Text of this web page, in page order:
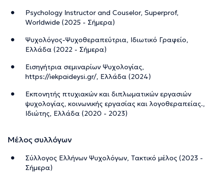
Psychology Instructor and Couselor, Superprof,
Worldwide (2025 - Σήμερα)
Ψυχολόγος-Ψυχοθεραπεύτρια, Ιδιωτικό Γραφείο,
Ελλάδα (2022 - Σήμερα)
Εισηγήτρια σεμιναρίων Ψυχολογίας,
https://iekpaideysi.gr/, Ελλάδα (2024)
Εκπονητής πτυχιακών και διπλωματικών εργασιών
ψυχολογίας, κοινωνικής εργασίας και λογοθεραπείας.,
Ιδιώτης, Ελλάδα (2020 - 2023)
Μέλος συλλόγων
Σύλλογος Ελλήνων Ψυχολόγων, Τακτικό μέλος (2023 -
Σήμερα)